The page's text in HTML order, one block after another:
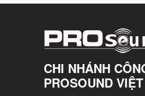
CHI NHÁNH
PROSOUND